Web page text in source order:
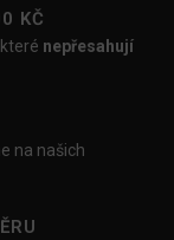
KČ
které nepřesahují
na našich